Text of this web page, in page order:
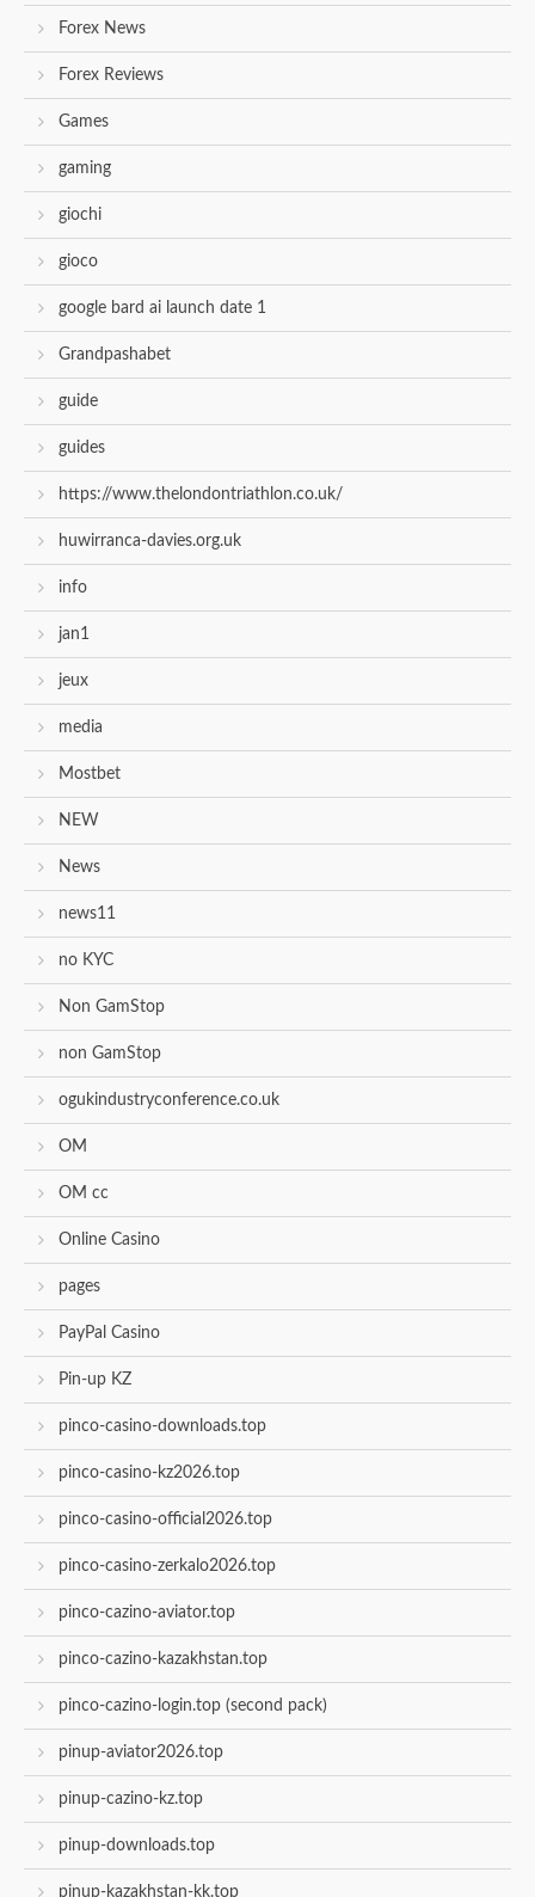
Forex News
Forex Reviews
Games
gaming
giochi
gioco
google bard ai launch date 1
Grandpashabet
guide
guides
https://www.thelondontriathlon.co.uk/
huwirranca-davies.org.uk
info
jan1
jeux
media
Mostbet
NEW
News
news11
no KYC
Non GamStop
non GamStop
ogukindustryconference.co.uk
OM
OM cc
Online Casino
pages
PayPal Casino
Pin-up KZ
pinco-casino-downloads.top
pinco-casino-kz2026.top
pinco-casino-official2026.top
pinco-casino-zerkalo2026.top
pinco-cazino-aviator.top
pinco-cazino-kazakhstan.top
pinco-cazino-login.top (second pack)
pinup-aviator2026.top
pinup-cazino-kz.top
pinup-downloads.top
pinup-kazakhstan-kk.top